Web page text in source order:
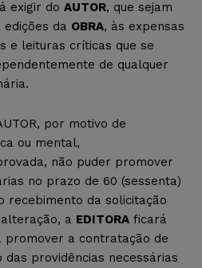
exigir do AUTOR, que sejam
da OBRA, às expensas
e leituras críticas que se
de qualquer
por motivo de
ou mental,
não puder promover
no prazo de 60 (sessenta)
recebimento da solicitação
a EDITORA ficará
promover a contratação de
providências necessárias